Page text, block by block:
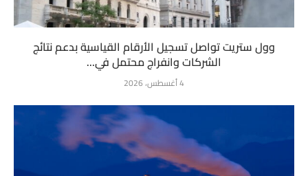
وول ستريت تواصل تسجيل الأرقام القياسية بدعم نتائج
الشركات وانفراج محتمل في...
4 أغسطس، 2026